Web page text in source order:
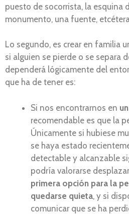
puesto de socorrista, la esquina
monumento, una fuente,
Lo segundo, es crear en familia
si alguien se pierde o se separa
dependerá lógicamente del
que ha de tener es:
Si nos encontrarnos en
recomendable es que la
Únicamente si hubiese
se haya estado
detectable y alcanzable
podría valorarse
primera opción para la
quedarse quieta, y si
comunicar que se ha